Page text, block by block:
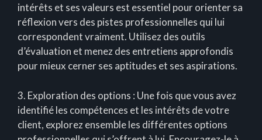
intérêts et ses valeurs est essentiel pour orienter sa
réflexion vers des pistes professionnelles qui lui
correspondent vraiment. Utilisez des outils
d’évaluation et menez des entretiens approfondis
pour mieux cerner ses aptitudes et ses aspirations.
3. Exploration des options : Une fois que vous avez
identifié les compétences et les intérêts de votre
client, explorez ensemble les différentes options